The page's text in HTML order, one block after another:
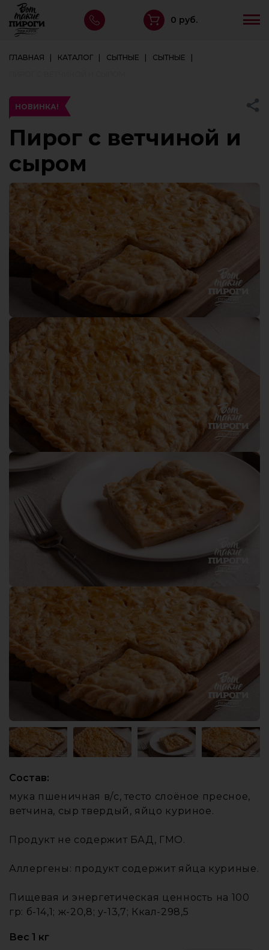
0 руб.
ГЛАВНАЯ КАТАЛОГ СЫТНЫЕ
СЫТНЫЕ
НОВИНКА!
Пирог с ветчиной и
сыром
Состав:
мука пшеничная в/с, тесто слоёное пресное,
ветчина, сыр твердый, яйцо куриное.
Продукт не содержит БАД, ГМО.
Аллергены: продукт содержит яйца куриные.
Пищевая и энергетическая ценность на 100
гр: б-14,1; ж-20,8; у-13,7; Ккал-298,5
Вес 1 кг